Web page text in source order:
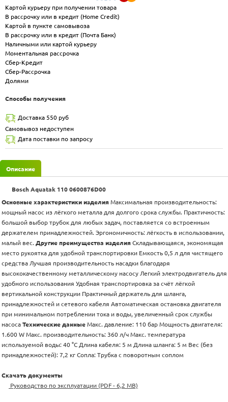
Картой курьеру при получении товара
В рассрочку или в кредит (Home Credit)
Картой в пункте самовывоза
В рассрочку или в кредит (Почта Банк)
Наличными или картой курьеру
Моментальная рассрочка
Сбер-Кредит
Сбер-Рассрочка
Долями
Способы получения
Доставка 550 руб
Самовывоз недоступен
Дата поставки по запросу
Описание
Bosch Aquatak 110 0600876D00
Основные характеристики изделия Максимальная производительность:
мощный насос из лёгкого металла для долгого срока службы. Практичность:
большой выбор трубок для любых задач, поставляется со встроенным
держателем принадлежностей. Эргономичность: лёгкость в использовании,
малый вес. Другие преимущества изделия Складывающаяся, экономящая
место рукоятка для удобной транспортировки Емкость 0,5 л для чистящего
средства Лучшая производительность насадки благодаря
высококачественному металлическому насосу Легкий электродвигатель для
удобного использования Удобная транспортировка за счёт лёгкой
вертикальной конструкции Практичный держатель для шланга,
принадлежностей и сетевого кабеля Автоматическая остановка двигателя
при минимальном потреблении тока и воды, увеличенный срок службы
насоса Технические данные Макс. давление: 110 бар Мощность двигателя:
1.600 W Макс. производительность: 360 л/ч Макс. температура
используемой воды: 40 °C Длина кабеля: 5 м Длина шланга: 5 м Вес (без
принадлежностей): 7,2 кг Сопла: Трубка с поворотным соплом
Скачать документы
Руководство по эксплуатации (PDF - 6,2 MB)